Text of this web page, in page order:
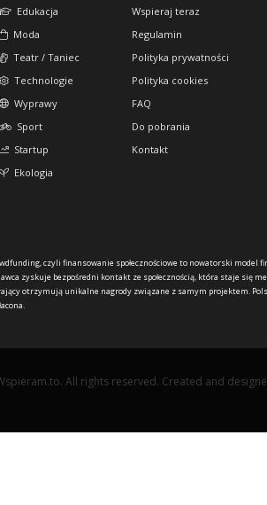
Edukacja
Moda
Teatr / Taniec
Technologie
Wyprawy
Sport
Startup
Ekologia
Wspieraj teraz
Regulamin
Polityka prywatności
Polityka cookies
FAQ
Do pobrania
Kontakt
czyli finansowanie społecznościowe to nowatorski model
zyskuje bezpośredni kontakt ze społecznością, która staje się
otrzymują unikalne nagrody związane z samym projektem.
All rights reserved. Created and